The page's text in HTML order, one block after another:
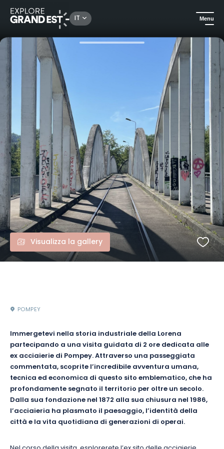
IT Menu
Patrimonio e memoria Visita guidata: Alla scoperta delle acciaierie di Pompey
Visualizza la gallery
POMPEY
Immergetevi nella storia industriale della Lorena
partecipando a una visita guidata di 2 ore dedicata alle
ex acciaierie di Pompey. Attraverso una passeggiata
commentata, scoprite l’incredibile avventura umana,
tecnica ed economica di questo sito emblematico, che ha
profondamente segnato il territorio per oltre un secolo.
Dalla sua fondazione nel 1872 alla sua chiusura nel 1986,
l’acciaieria ha plasmato il paesaggio, l’identità della
città e la vita quotidiana di generazioni di operai.